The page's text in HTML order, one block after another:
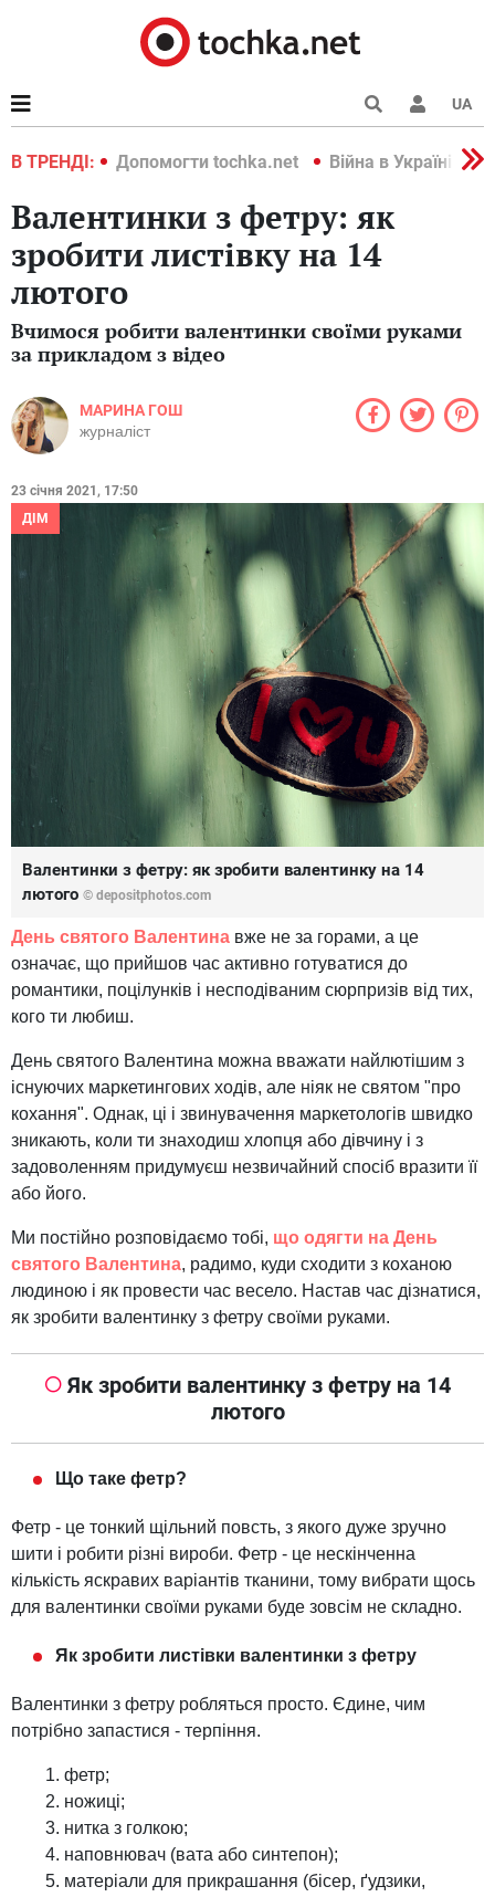
UA
В ТРЕНДІ:
2022 Допомогти tochka.net Війна в Україні 2022
Валентинки з фетру: як
зробити листівку на 14
лютого
Вчимося робити валентинки своїми руками
за прикладом з відео
МАРИНА ГОШ
журналіст
23 січня 2021, 17:50
ДІМ
Валентинки з фетру: як зробити валентинку на 14
лютого © depositphotos.com
День святого Валентина вже не за горами, а це
означає, що прийшов час активно готуватися до
романтики, поцілунків і несподіваним сюрпризів від тих,
кого ти любиш.
День святого Валентина можна вважати найлютішим з
існуючих маркетингових ходів, але ніяк не святом "про
кохання". Однак, ці і звинувачення маркетологів швидко
зникають, коли ти знаходиш хлопця або дівчину і з
задоволенням придумуєш незвичайний спосіб вразити її
або його.
Ми постійно розповідаємо тобі, що одягти на День
святого Валентина, радимо, куди сходити з коханою
людиною і як провести час весело. Настав час дізнатися,
як зробити валентинку з фетру своїми руками.
Як зробити валентинку з фетру на 14
лютого
Що таке фетр?
Фетр - це тонкий щільний повсть, з якого дуже зручно
шити і робити різні вироби. Фетр - це нескінченна
кількість яскравих варіантів тканини, тому вибрати щось
для валентинки своїми руками буде зовсім не складно.
Як зробити листівки валентинки з фетру
Валентинки з фетру робляться просто. Єдине, чим
потрібно запастися - терпіння.
фетр;
ножиці;
нитка з голкою;
наповнювач (вата або синтепон);
матеріали для прикрашання (бісер, ґудзики,